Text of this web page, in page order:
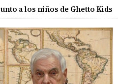
a los niños de Ghetto Kids